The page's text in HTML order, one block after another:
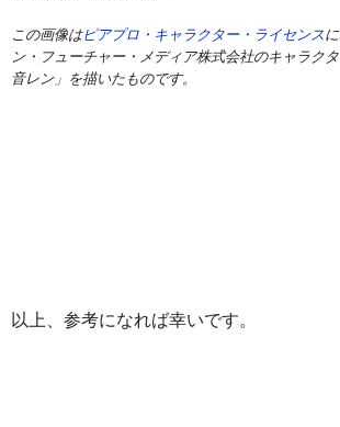
この画像はピアプロ・キャラクター・ライセンス
ン・フューチャー・メディア株式会社のキャラク
音レン」を描いたものです。
以上、参考になれば幸いです。